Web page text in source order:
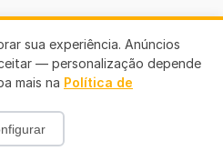
sua experiência. Anúncios
— personalização depende
mais na Política de